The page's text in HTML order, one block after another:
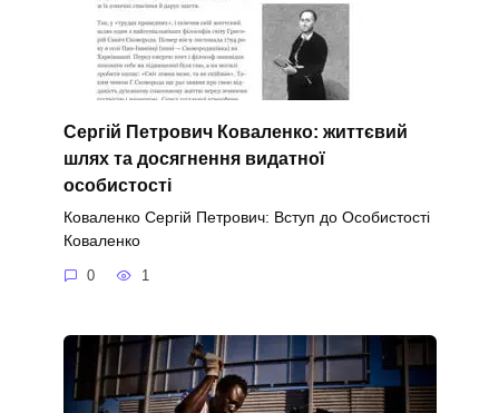
Сергій Петрович Коваленко: життєвий
шлях та досягнення видатної
особистості
Коваленко Сергій Петрович: Вступ до Особистості
Коваленко
0 1